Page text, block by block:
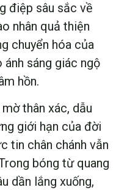
điệp sâu sắc về
nhân quả thiện
chuyển hóa của
sáng giác ngộ
hồn.
thân xác, dẫu
giới hạn của đời
tin chân chánh vẫn
bóng từ quang
dần lắng xuống,